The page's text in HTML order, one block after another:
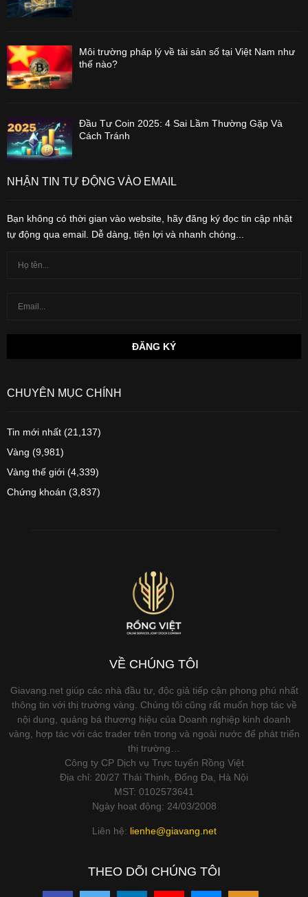
Môi trường pháp lý về tài sản số tại Việt Nam như
thế nào?
Đầu Tư Coin 2025: 4 Sai Lầm Thường Gặp Và
Cách Tránh
NHẬN TIN TỰ ĐỘNG VÀO EMAIL
Bạn không có thời gian vào website, hãy đăng ký đọc tin cập nhật
tự động qua email. Dễ dàng, tiện lợi và nhanh chóng...
CHUYÊN MỤC CHÍNH
Tin mới nhất (21,137)
Vàng (9,981)
Vàng thế giới (4,339)
Chứng khoán (3,837)
VỀ CHÚNG TÔI
Giavang.net giúp các nhà đầu tư, độc giả tiếp cận phong phú nhất
thông tin với thị trường vàng. Chúng tôi cũng rất muốn hợp tác về
nội dung, quảng bá thương hiệu của Doanh nghiệp kinh doanh
vàng, hợp tác với các trader trên trong và ngoài nước để phát triển
thị trường…
Công ty CP Dịch vụ Trực tuyến Rồng Việt
Địa chỉ: 20/27 Thái Thịnh, Đống Đa, Hà Nội
MST: 0102573641
Ngày hoạt động: 24/03/2008
Liên hệ: lienhe@giavang.net
THEO DÕI CHÚNG TÔI